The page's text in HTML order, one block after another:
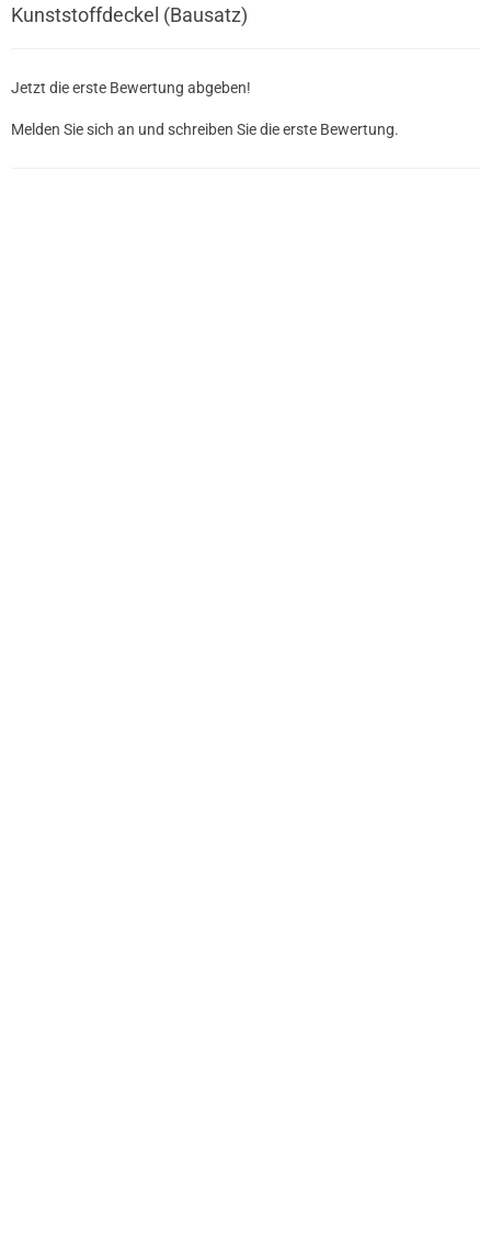
Kunststoffdeckel (Bausatz)
Jetzt die erste Bewertung abgeben!
Melden Sie sich an und schreiben Sie die erste Bewertung.